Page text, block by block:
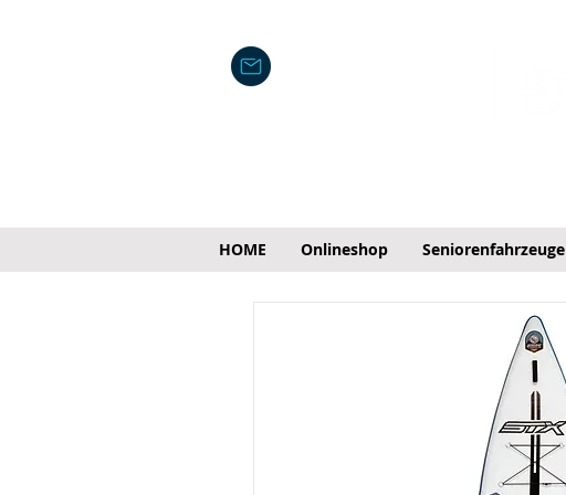
HOME Onlineshop Seniorenfahrzeuge